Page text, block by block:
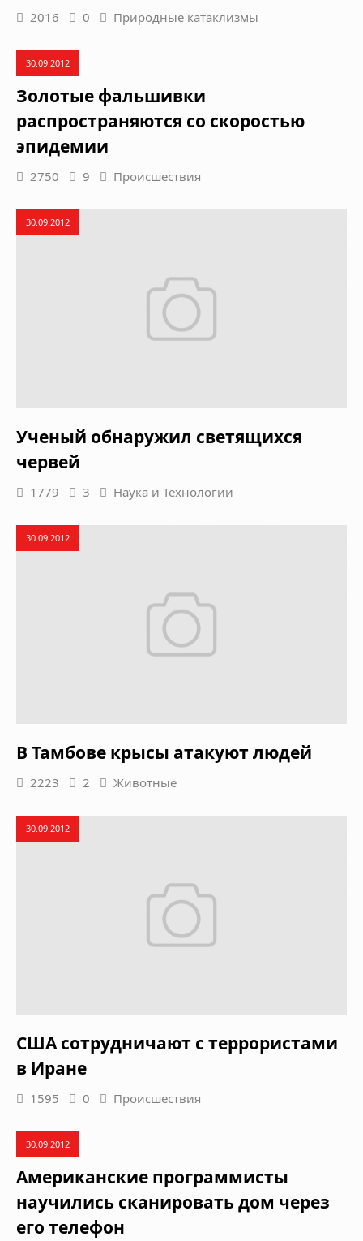
2016 0 Природные катаклизмы
30.09.2012
Золотые фальшивки
распространяются со скоростью
эпидемии
2750 9 Происшествия
30.09.2012
Ученый обнаружил светящихся
червей
1779 3 Наука и Технологии
30.09.2012
В Тамбове крысы атакуют людей
2223 2 Животные
30.09.2012
США сотрудничают с террористами
в Иране
1595 0 Происшествия
30.09.2012
Американские программисты
научились сканировать дом через
его телефон